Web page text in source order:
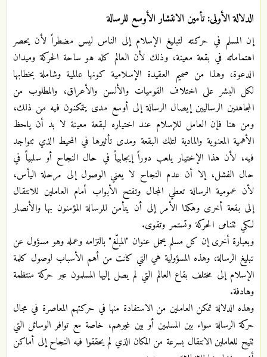
الدلالة الأولى: تأمين الانتشار الأوسع للرسالة
إن المسلم في حركته لتبليغ الإسلام إلى الناس ليس مضطراً لأن يحصر
اهتماماته في بقعة معينة، وذلك لأن العالم كله هو ساحة الحركة وميدان
الدعوة، وهذا من صميم العقيدة الإسلامية كونها عالمية وشاملة بخطابها
لكل البشر على اختلاف القوميات والألسن والأعراق، والمطلوب من
المجاهدين الرساليين إيصال الرسالة إلى أوسع مدى يتمكنون فيه من ذلك،
ومن هنا فإن العامل للإسلام عند اختياره لبقعة معينة لا بد أن يلحظ
الأهمية المعنوية والمادية لتلك البقعة ومدى تأثيرها في المحيط الذي تتواجد
فيه، لأن هذا الإختيار يلعب دوراً إيجابياً في حال النجاح أو سلبياً في
حال الفشل، إلا أن عدم النجاح لا يعني الوصول إلى مرحلة اليأس،
لأن عمومية الرسالة تعطي المجال وتفتح الأبواب أمام العاملين للانتقال
إلى بقعة أخرى وهكذا الأمر إلى أن يتأمن للرسالة المؤمنون بها والأنصار
لكي تتنامى الحركة وتستمر وتقوى.
وبعبارة أخرى إن كل مسلم يحمل عنوان "المبلّغ" بالتزامه وعمله وهو مسؤول عن
تبليغ الرسالة، وهذه المسؤولية هي التي كانت من أهم الأسباب لوصول كلمة
الإسلام إلى مختلف بقاع العالم التي لم يصل إليها المسلمون عبر حركة منتظمة
وهادفة.
وهذه الدلالة تمكن العاملين من الاستفادة منها في حركتهم المعاصرة في مجال
حركة الرسالة سواء بين المسلمين أو بين غيرهم، خاصة مع توافر الوسائل التي
تتيح للعاملين الانتقال بسرعة من المكان الذي لم يحققوا فيه النجاح إلى أماكن